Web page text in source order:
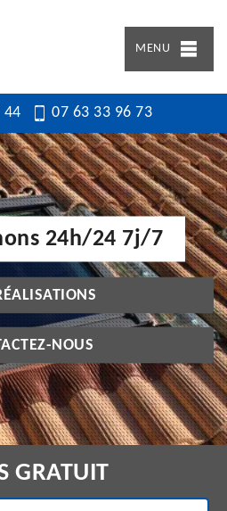
MENU
44 07 63 33 96 73
24h/24 7j/7
NOUS
GRATUIT